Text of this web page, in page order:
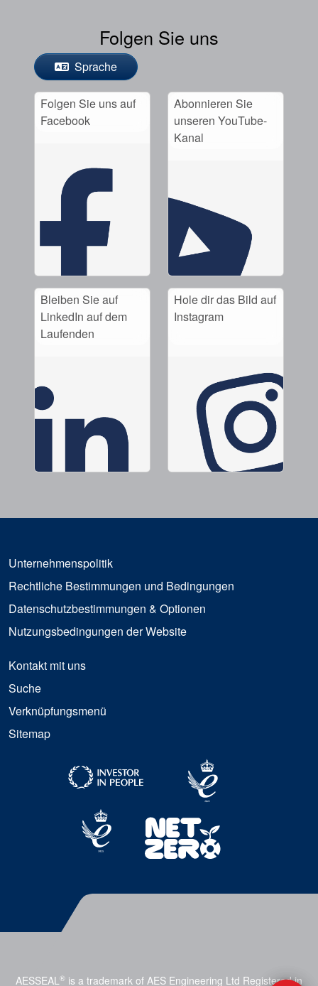
Folgen Sie uns
Sprache
Folgen Sie uns auf
Facebook
Abonnieren Sie
unseren YouTube-
Kanal
Bleiben Sie auf
LinkedIn auf dem
Laufenden
Hole dir das Bild auf
Instagram
Unternehmenspolitik
Rechtliche Bestimmungen und Bedingungen
Datenschutzbestimmungen & Optionen
Nutzungsbedingungen der Website
Kontakt mit uns
Suche
Verknüpfungsmenü
Sitemap
AESSEAL® is a trademark of AES Engineering Ltd Registered in